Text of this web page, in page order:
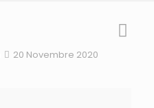
20 Novembre 2020